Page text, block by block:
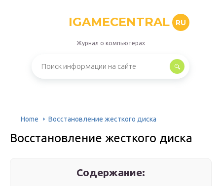
IGAMECENTRAL RU
Журнал о компьютерах
Home Восстановление жесткого диска
Восстановление жесткого диска
Содержание: